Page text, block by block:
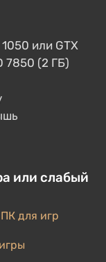
или GTX
7850 (2 ГБ)
или слабый
для игр